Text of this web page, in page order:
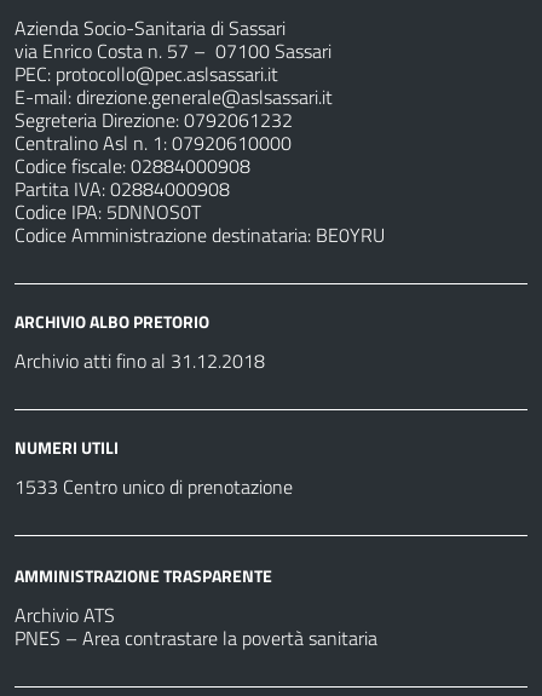
Azienda Socio-Sanitaria di Sassari
via Enrico Costa n. 57 – 07100 Sassari
PEC: protocollo@pec.aslsassari.it
E-mail:direzione.generale@aslsassari.it
Segreteria Direzione: 0792061232
Centralino Asl n. 1: 07920610000
Codice fiscale: 02884000908
Partita IVA: 02884000908
Codice IPA: 5DNNOS0T
Codice Amministrazione destinataria: BE0YRU
ARCHIVIO ALBO PRETORIO
Archivio atti fino al 31.12.2018
NUMERI UTILI
1533 Centro unico di prenotazione
AMMINISTRAZIONE TRASPARENTE
Archivio ATS
PNES – Area contrastare la povertà sanitaria